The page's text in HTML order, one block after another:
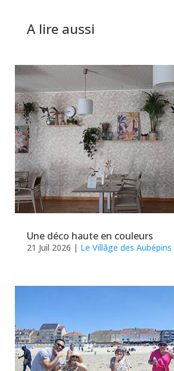
A lire aussi
Une déco haute en couleurs
21 Juil 2026 | Le Villâge des Aubépins